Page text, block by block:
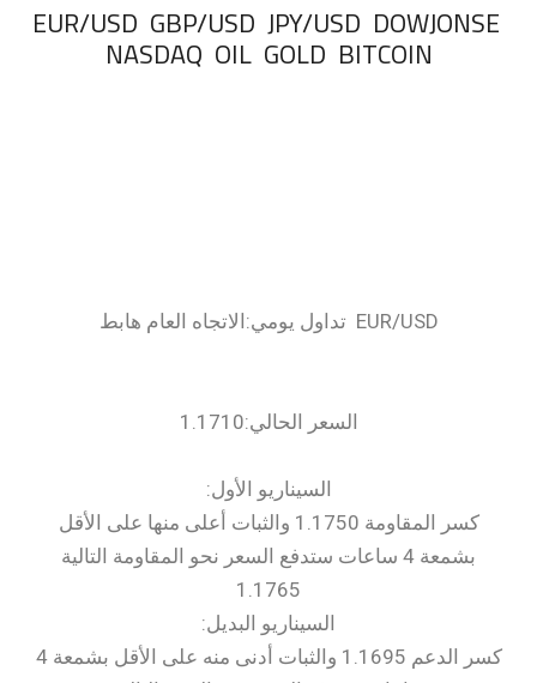
‏EUR/USD GBP/USD JPY/USD DOWJONSE
NASDAQ OIL GOLD BITCOIN
السعر الحالي:1.1710
السيناريو الأول:
كسر المقاومة 1.1750 والثبات أعلى منها على الأقل
بشمعة 4 ساعات ستدفع السعر نحو المقاومة التالية
1.1765
السيناريو البديل:
كسر الدعم 1.1695 والثبات أدنى منه على الأقل بشمعة 4